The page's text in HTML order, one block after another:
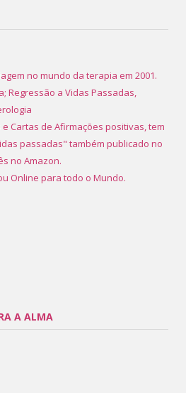
no mundo da terapia em 2001.
Regressão a Vidas Passadas,
Cartas de Afirmações positivas, tem
passadas" também publicado no
no Amazon.
Online para todo o Mundo.
A ALMA